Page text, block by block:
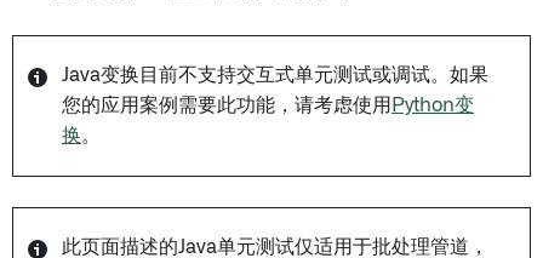
Java变换目前不支持交互式单元测试或调试。如果
您的应用案例需要此功能，请考虑使用 Python变
换。
此页面描述的Java单元测试仅适用于批处理管道，